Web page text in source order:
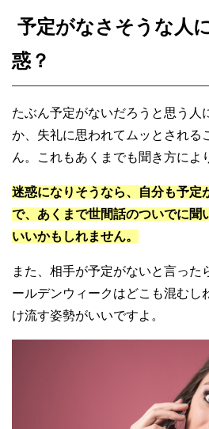
予定がなさそうな人
惑？
たぶん予定がないだろうと思う人
か、失礼に思われてムッとされる
ん。これもあくまでも聞き方によ
迷惑になりそうなら、自分も予定
で、あくまで世間話のついでに聞
いいかもしれません。
また、相手が予定がないと言った
ールデンウィークはどこも混むし
け流す姿勢がいいですよ。